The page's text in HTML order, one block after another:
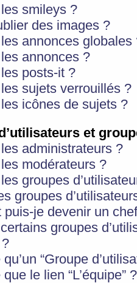
smileys ?
des images ?
annonces globales
annonces ?
posts-it ?
sujets verrouillés ?
icônes de sujets ?
et
administrateurs ?
modérateurs ?
groupes
groupes
puis-je devenir un
groupes
qu’un “Groupe
que le lien “L’équipe” ?